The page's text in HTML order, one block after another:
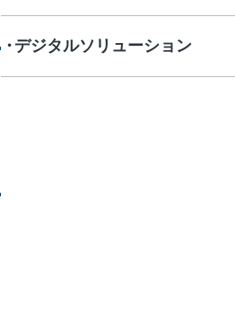
デジタルソリューション